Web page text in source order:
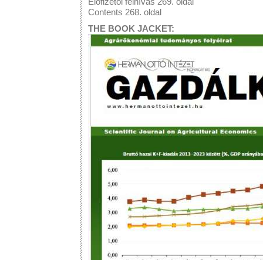
Contents 268. oldal
THE BOOK JACKET: